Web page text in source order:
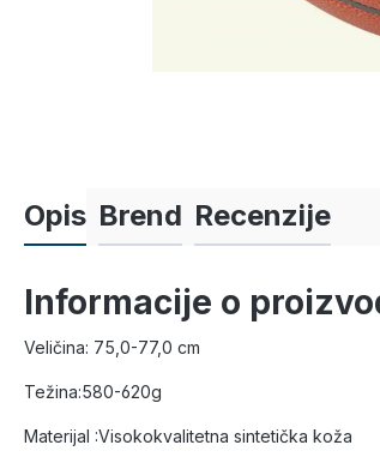
Opis Brend Recenzije
Informacije o
Veličina: 75,0-77,0 cm
Težina:580-620g
Materijal :Visokokvalitetna sintetička koža